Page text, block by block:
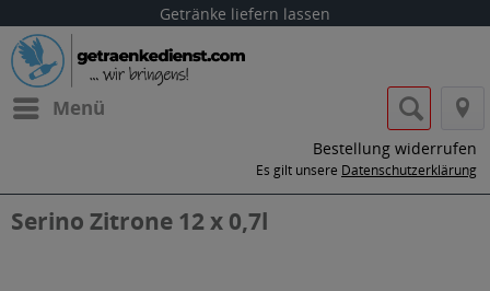
Getränke liefern lassen
Menü
Bestellung widerrufen
Es gilt unsere Datenschutzerklärung
Serino Zitrone 12 x 0,7l